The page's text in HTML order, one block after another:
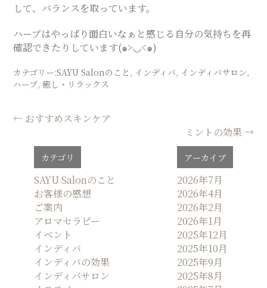
して、バランスを取っています。
ハーブはやっぱり面白いなぁと感じる自分の気持ちを再
確認できたりしています(๑>◡<๑)
カテゴリー:SAYU Salonのこと , インディバ, インディバサロン,
ハーブ,癒し・リラックス
投
← おすすめスキンケア
ミントの効果→
カテゴリ
SAYU Salonのこと
お客様の感想
ご案内
アロマセラピー
イベント
インディバ
インディバの効果
インディバサロン
アーカイブ
2026年7月
2026年4月
2026年2月
2026年1月
2025年12月
2025年10月
2025年9月
2025年8月